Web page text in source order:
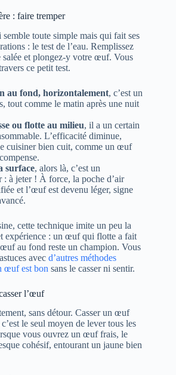
: faire tremper
semble toute simple mais qui fait ses
: le test de l’eau. Remplissez
salée et plongez-y votre œuf. Vous
ce petit test.
au fond, horizontalement, c’est un
tout comme le matin après une nuit
ou flotte au milieu, il a un certain
L’efficacité diminue,
cuisiner bien cuit, comme un œuf
surface, alors là, c’est un
: à jeter ! À force, la poche d’air
et l’œuf est devenu léger, signe
cette technique imite un peu la
expérience : un œuf qui flotte a fait
au fond reste un champion. Vous
avec d’autres méthodes
œuf est bon sans le casser ni sentir.
l’œuf
sans détour. Casser un œuf
le seul moyen de lever tous les
vous ouvrez un œuf frais, le
cohésif, entourant un jaune bien